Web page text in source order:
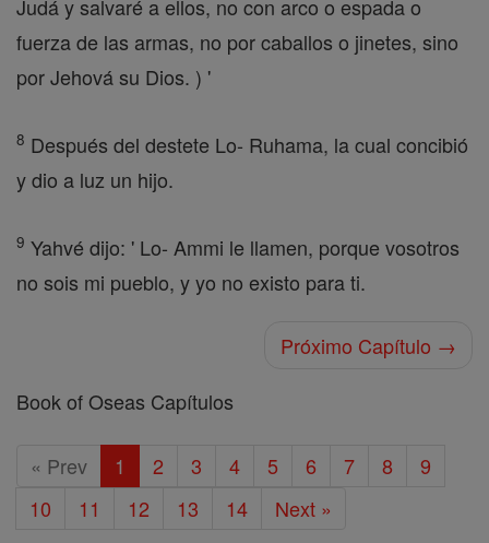
Judá y salvaré a ellos, no con arco o espada o
fuerza de las armas, no por caballos o jinetes, sino
por Jehová su Dios. ) '
8 Después del destete Lo- Ruhama, la cual concibió
y dio a luz un hijo.
9 Yahvé dijo: ' Lo- Ammi le llamen, porque vosotros
no sois mi pueblo, y yo no existo para ti.
Próximo Capítulo →
Book of Oseas Capítulos
« Prev 1 2 3 4 5 6 7 8
9
10
11 12 13 14 Next »